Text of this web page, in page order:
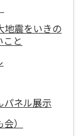
地震をいきの
と
パネル展示
）